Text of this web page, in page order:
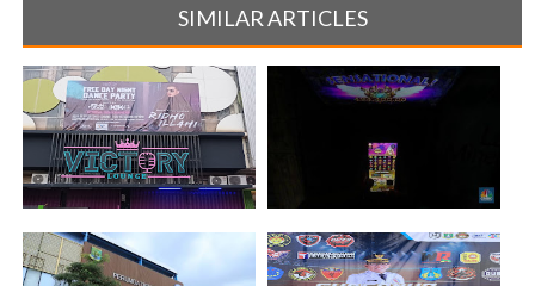
SIMILAR ARTICLES
Merasa di Manfaatkan,
Konsumen Vict[...]
Dugaan Praktik Perjudian di
Dazz X [...]